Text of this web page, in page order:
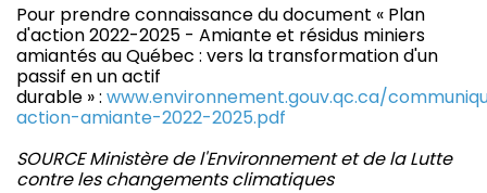
Pour prendre connaissance du document « Plan
d'action 2022-2025 - Amiante et résidus miniers
amiantés au Québec : vers la transformation d'un
passif en un actif
durable » : www.environnement.gouv.qc.ca/
action-amiante-2022-2025.pdf
SOURCE Ministère de l'Environnement et de la Lutte
contre les changements climatiques